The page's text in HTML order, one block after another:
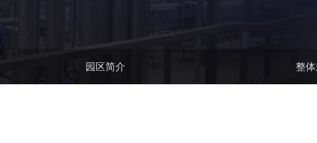
园区简介 整